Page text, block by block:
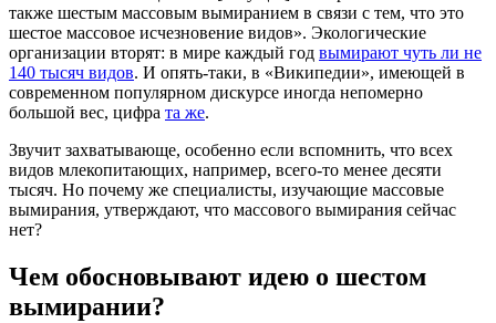
также шестым массовым вымиранием в связи с тем, что это
шестое массовое исчезновение видов». Экологические
организации вторят: в мире каждый год вымирают чуть ли не
140 тысяч видов. И опять-таки, в «Википедии», имеющей в
современном популярном дискурсе иногда непомерно
большой вес, цифра та же.
Звучит захватывающе, особенно если вспомнить, что всех
видов млекопитающих, например, всего-то менее десяти
тысяч. Но почему же специалисты, изучающие массовые
вымирания, утверждают, что массового вымирания сейчас
нет?
Чем обосновывают идею о шестом
вымирании?